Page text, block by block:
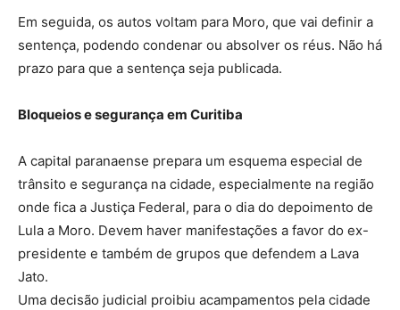
Em seguida, os autos voltam para Moro, que vai definir a
sentença, podendo condenar ou absolver os réus. Não há
prazo para que a sentença seja publicada.
Bloqueios e segurança em Curitiba
A capital paranaense prepara um esquema especial de
trânsito e segurança na cidade, especialmente na região
onde fica a Justiça Federal, para o dia do depoimento de
Lula a Moro. Devem haver manifestações a favor do ex-
presidente e também de grupos que defendem a Lava
Jato.
Uma decisão judicial proibiu acampamentos pela cidade